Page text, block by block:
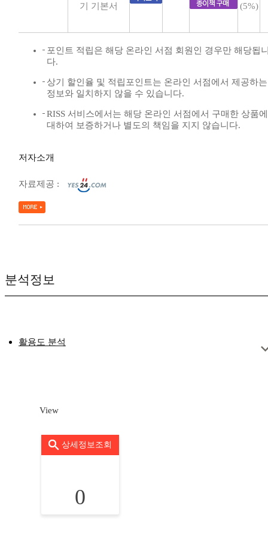
기 기본서
(5%)
포인트 적립은 해당 온라인 서점 회원인 경우만 해당됩
다.
상기 할인율 및 적립포인트는 온라인 서점에서 제공하는
정보와 일치하지 않을 수 있습니다.
RISS 서비스에서는 해당 온라인 서점에서 구매한 상품에
대하여 보증하거나 별도의 책임을 지지 않습니다.
저자소개
자료제공 :
분석정보
활용도 분석
View
상세정보조회
0